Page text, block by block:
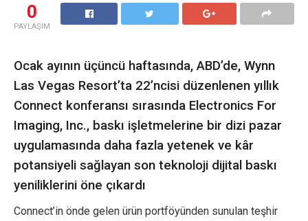
0
PAYLAŞIM
Ocak ayının üçüncü haftasında, ABD’de, Wynn
Las Vegas Resort’ta 22’ncisi düzenlenen yıllık
Connect konferansı sırasında Electronics For
Imaging, Inc., baskı işletmelerine bir dizi pazar
uygulamasında daha fazla yetenek ve kâr
potansiyeli sağlayan son teknoloji dijital baskı
yeniliklerini öne çıkardı
Connect’in önde gelen ürün portföyünden sunulan teşhir